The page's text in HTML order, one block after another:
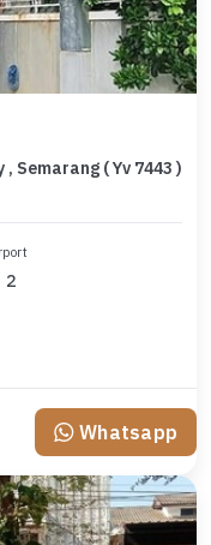
Semarang ( Yv 7443 )
2
Whatsapp